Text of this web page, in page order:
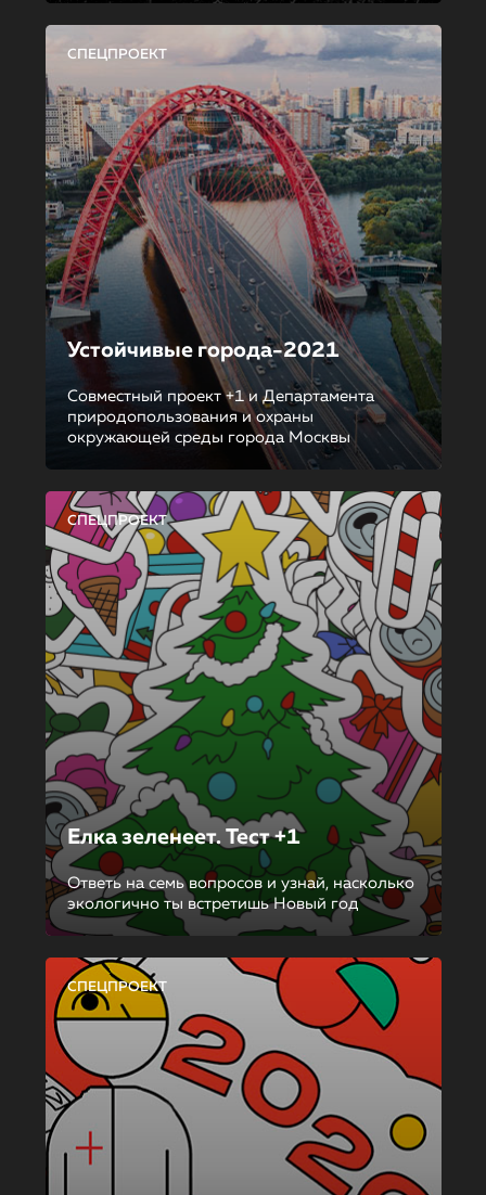
СПЕЦПРОЕКТ
Устойчивые города-2021
Совместный проект +1 и Департамента
природопользования и охраны
окружающей среды города Москвы
СПЕЦПРОЕКТ
Елка зеленеет. Тест +1
Ответь на семь вопросов и узнай, насколько
экологично ты встретишь Новый год
СПЕЦПРОЕКТ